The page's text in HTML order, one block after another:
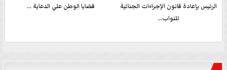
الرئيس بإعادة قانون الإجراءات الجنائية
للنواب...
قضايا الوطن علي الدعاية ...